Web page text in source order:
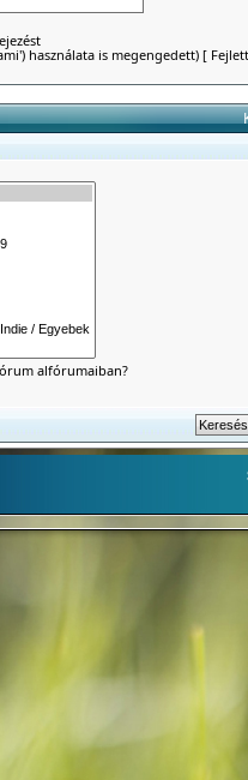
használata is megengedett)[
alfórumaiban?